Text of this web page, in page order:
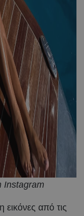
Instagram
από τις